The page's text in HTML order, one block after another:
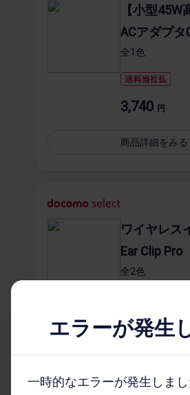
【小型45W
ACアダプタ
全1​色
3,740 円
商品詳細を​みる
ワイヤレス
Ear Clip Pro
全2​色
11,990円
エラーが発生
一時的なエラーが発生しまし